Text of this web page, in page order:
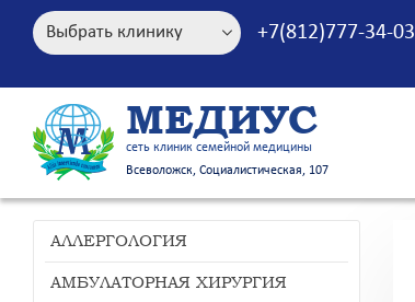
+7(812)777-34-03
МЕДИУС
сеть клиник семейной медицины
Всеволожск, Социалистическая, 107
АЛЛЕРГОЛОГИЯ
АМБУЛАТОРНАЯ ХИРУРГИЯ